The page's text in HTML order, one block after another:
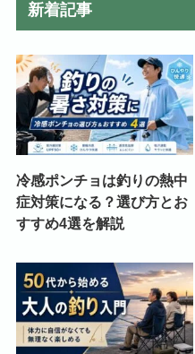
新着記事
冷感ポンチョは釣りの熱中
症対策になる？選び方とお
すすめ4選を解説